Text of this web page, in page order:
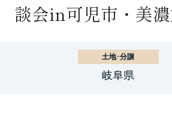
談会in可児市・美
土地･分譲
岐阜県